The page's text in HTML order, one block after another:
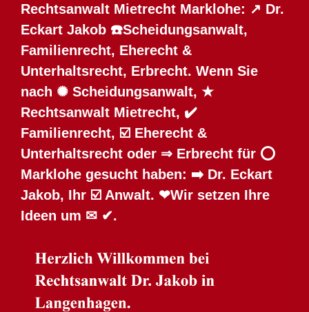
Rechtsanwalt Mietrecht Marklohe: ↗️ Dr.
Eckart Jakob ☎️Scheidungsanwalt,
Familienrecht, Eherecht &
Unterhaltsrecht, Erbrecht. Wenn Sie
nach ✺ Scheidungsanwalt, ★
Rechtsanwalt Mietrecht, ✔️
Familienrecht, ☑️ Eherecht &
Unterhaltsrecht oder ⇒ Erbrecht für ⭕
Marklohe gesucht haben: ➡️ Dr. Eckart
Jakob, Ihr ☑️ Anwalt. ❤Wir setzen Ihre
Ideen um ✉ ✔.